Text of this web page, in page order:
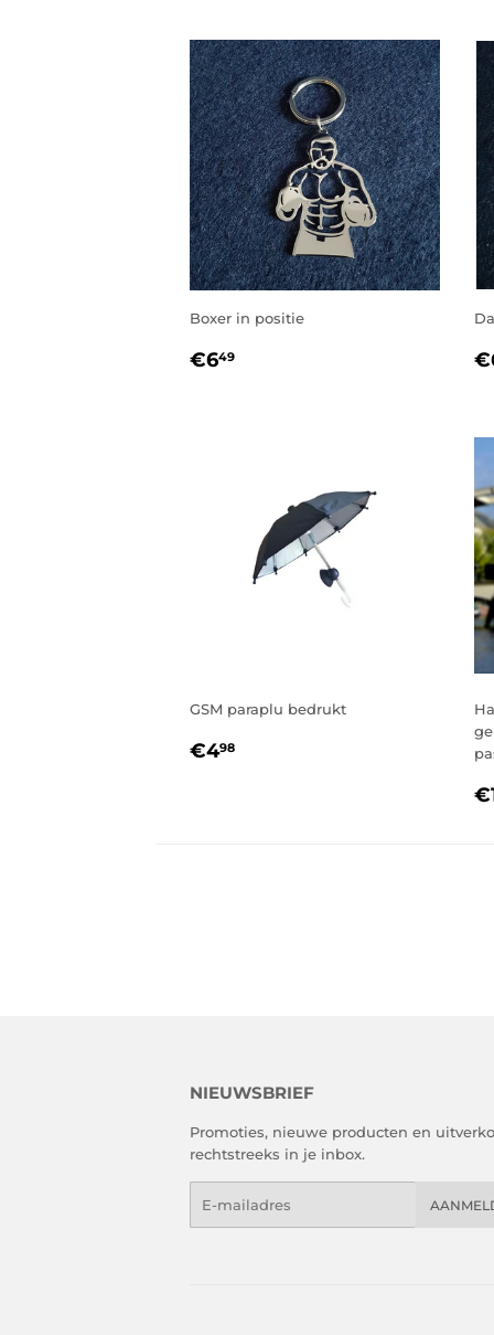
Boxer in positie
NORMALE
€649
GSM paraplu bedrukt
NORMALE
€498
NIEUWSBRIEF
Promoties, nieuwe producten en
rechtstreeks in je inbox.